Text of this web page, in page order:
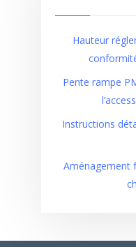
Hauteur
Pente rampe
Instructions
Aménagement